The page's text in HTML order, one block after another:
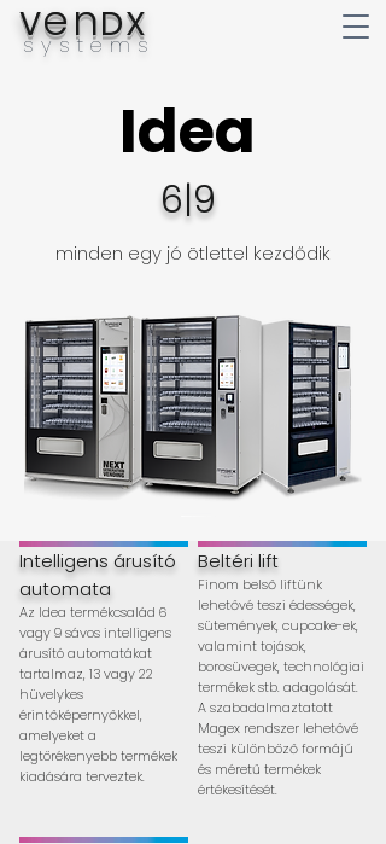
systems
VenDX
6|9
Idea
Idea
minden egy jó ötlettel kezdődik
Intelligens árusító
automata
Az Idea termékcsalád 6
vagy 9 sávos intelligens
árusító automatákat
tartalmaz, 13 vagy 22
hüvelykes
érintőképernyőkkel,
amelyeket a
legtörékenyebb termékek
kiadására terveztek.
Beltéri lift
Finom belső liftünk
lehetővé teszi édességek,
sütemények, cupcake-ek,
valamint tojások,
borosüvegek, technológiai
termékek stb. adagolását.
A szabadalmaztatott
Magex rendszer lehetővé
teszi különböző formájú
és méretű termékek
értékesítését.